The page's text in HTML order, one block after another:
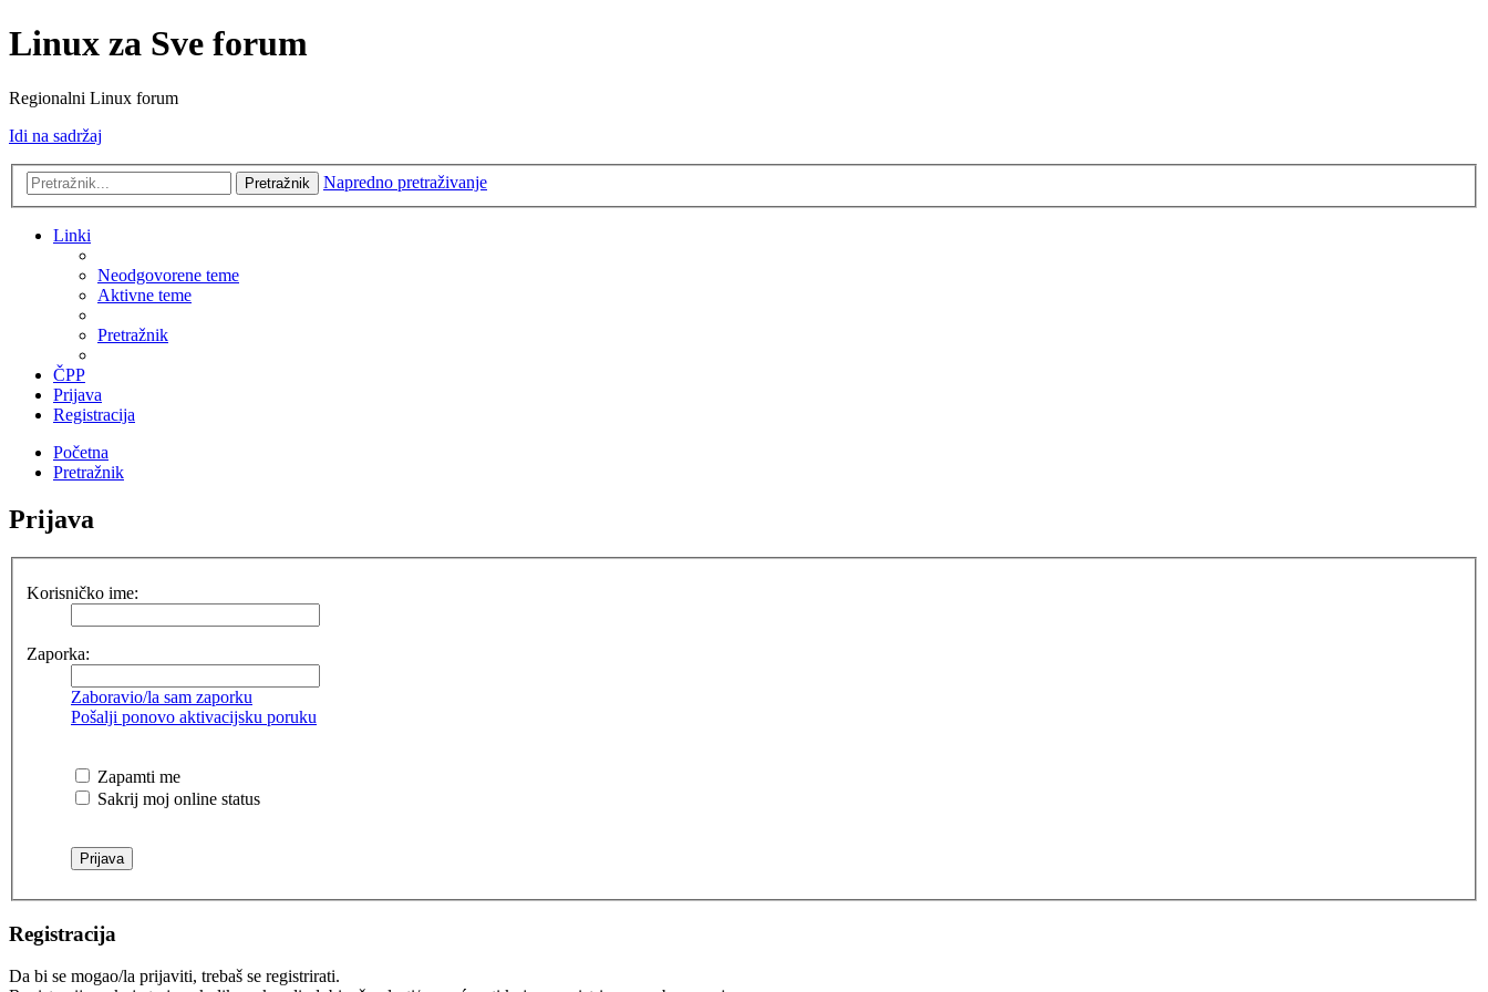
Linux za Sve forum
Regionalni Linux forum
Idi na sadržaj
Pretražnik Napredno pretraživanje
Linki
Neodgovorene teme
Aktivne teme
Pretražnik
ČPP
Prijava
Registracija
Početna
Pretražnik
Prijava
Korisničko ime:
Zaporka:
Zaboravio/la sam zaporku
Pošalji ponovo aktivacijsku poruku
Zapamti me
Sakrij moj online status
Registracija
Da bi se mogao/la prijaviti, trebaš se registrirati.